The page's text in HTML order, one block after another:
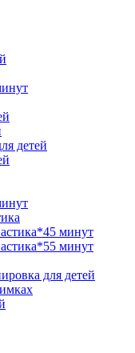
детей
минут
минут
для детей